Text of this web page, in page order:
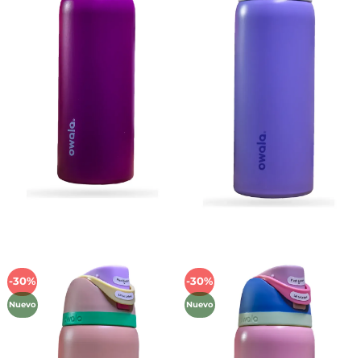
-30%
Nuevo
Añadir
lista de
deseos
-30%
Nuevo
Añadir
lista de
deseos